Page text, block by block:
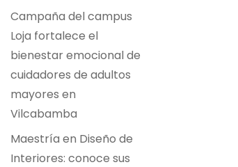
Campaña del campus
Loja fortalece el
bienestar emocional de
cuidadores de adultos
mayores en
Vilcabamba
Maestría en Diseño de
Interiores: conoce sus